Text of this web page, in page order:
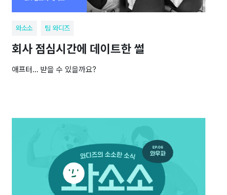
와소소 팀 와디즈
회사 점심시간에 데이트한 썰
애프터… 받을 수 있을까요?